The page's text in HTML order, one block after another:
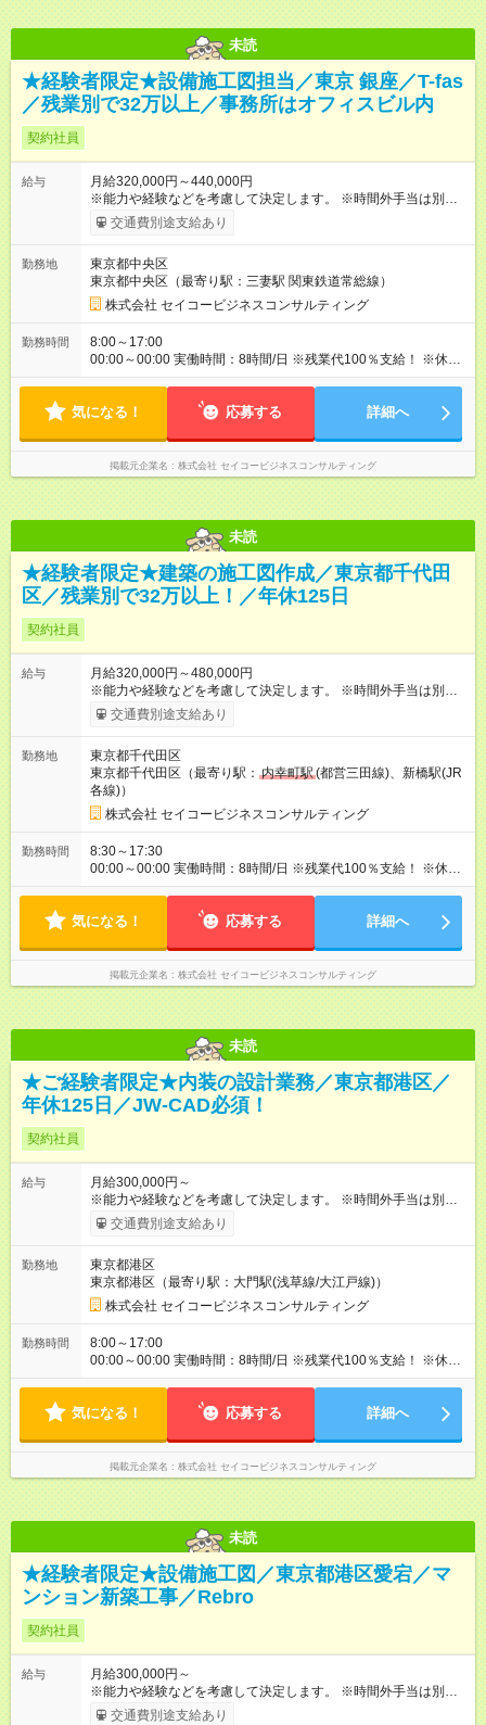
未読
★経験者限定★設備施工図担当／東京 銀座／T-fas
／残業別で32万以上／事務所はオフィスビル内
契約社員
給与
月給320,000円～440,000円
※能力や経験などを考慮して決定します。 ※時間外手当は別途支
給致します。 【試用期間】試用期間あり 試用期間の長さ：3ヶ
月 雇用形態、給与は本採用時と同じです。
交通費別途支給あり
勤務地
東京都中央区
東京都中央区（最寄り駅：三妻駅 関東鉄道常総線）
株式会社 セイコービジネスコンサルティング
勤務時間
8:00～17:00
00:00～00:00 実働時間：8時間/日 ※残業代100％支給！ ※休日
出勤は発生した場合は、振替休日の取得が可能です。
気になる！ 応募する 詳細へ
掲載元企業名 株式会社 セイコービジネスコンサルティング
未読
★経験者限定★建築の施工図作成／東京都千代田
区／残業別で32万以上！／年休125日
契約社員
給与
月給320,000円～480,000円
※能力や経験などを考慮して決定します。 ※時間外手当は別途支
給致します。 【試用期間】試用期間あり 試用期間の長さ：3ヶ
月 雇用形態、給与は本採用時と同じです。
交通費別途支給あり
勤務地
東京都千代田区
東京都千代田区（最寄り駅： 内幸町駅(都営三田線)、新橋駅(JR
各線)）
株式会社 セイコービジネスコンサルティング
勤務時間
8:30～17:30
00:00～00:00 実働時間：8時間/日 ※残業代100％支給！ ※休日
出勤は発生した場合は、振替休日の取得が可能です。
気になる！ 応募する 詳細へ
掲載元企業名 株式会社 セイコービジネスコンサルティング
未読
★ご経験者限定★内装の設計業務／東京都港区／
年休125日／JW-CAD必須！
契約社員
給与
月給300,000円～
※能力や経験などを考慮して決定します。 ※時間外手当は別途支
給致します。 【試用期間】試用期間あり 試用期間の長さ：3ヶ
月 雇用形態、給与は本採用時と同じです。
交通費別途支給あり
勤務地
東京都港区
東京都港区（最寄り駅：大門駅(浅草線/大江戸線)）
株式会社 セイコービジネスコンサルティング
勤務時間
8:00～17:00
00:00～00:00 実働時間：8時間/日 ※残業代100％支給！ ※休日
出勤は発生した場合は、振替休日の取得が可能です。
気になる！ 応募する 詳細へ
掲載元企業名 株式会社 セイコービジネスコンサルティング
未読
★経験者限定★設備施工図／東京都港区愛宕／マ
ンション新築工事／Rebro
契約社員
給与
月給300,000円～
※能力や経験などを考慮して決定します。 ※時間外手当は別途支
給致します。 【試用期間】試用期間あり 試用期間の長さ：3ヶ
交通費別途支給あり